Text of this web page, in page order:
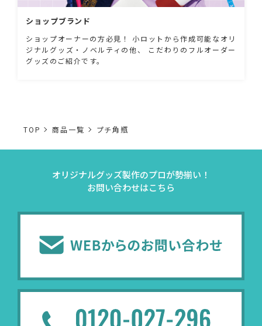
ショップブランド
ショップオーナーの方必見！ 小ロットから作成可能なオリ
ジナルグッズ・ノベルティの他、 こだわりのフルオーダー
グッズのご紹介です。
TOP 商品一覧 プチ角瓶
オリジナルグッズ製作のプロが勢揃い！
お問い合わせはこちら